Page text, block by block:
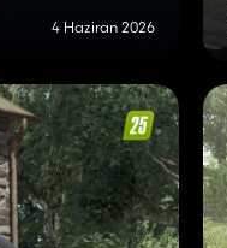
4 Haziran 2026